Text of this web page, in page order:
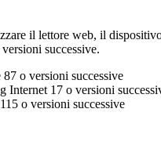
il lettore web, il
successive.
87 o versioni successive
Internet 17 o versioni
o versioni successive